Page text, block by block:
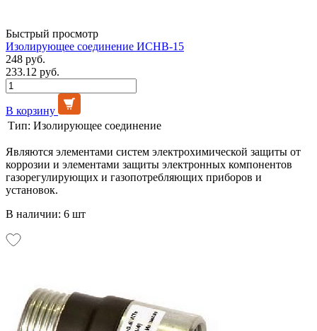
Быстрый просмотр
Изолирующее соединение ИСНВ-15
248 руб.
233.12 руб.
В корзину
Тип: Изолирующее соединение
Являются элементами систем электрохимической защиты от
коррозии и элементами защиты электронных компонентов
газорегулирующих и газопотребляющих приборов и
установок.
В наличии: 6 шт